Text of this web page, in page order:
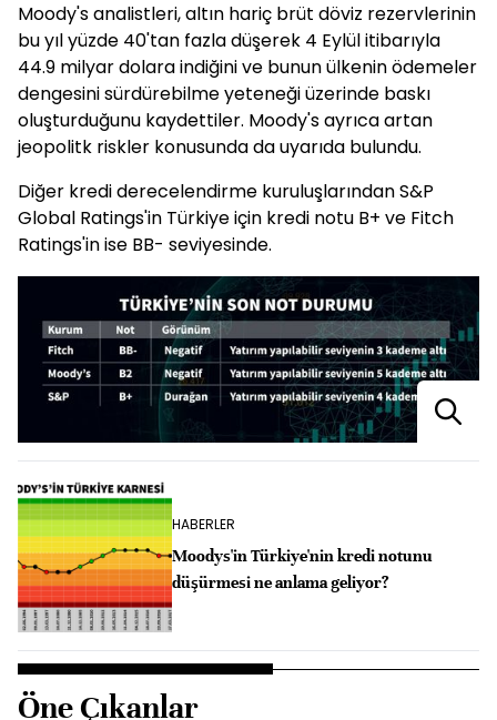
Moody's analistleri, altın hariç brüt döviz rezervlerinin
bu yıl yüzde 40'tan fazla düşerek 4 Eylül itibarıyla
44.9 milyar dolara indiğini ve bunun ülkenin ödemeler
dengesini sürdürebilme yeteneği üzerinde baskı
oluşturduğunu kaydettiler. Moody's ayrıca artan
jeopolitk riskler konusunda da uyarıda bulundu.
Diğer kredi derecelendirme kuruluşlarından S&P
Global Ratings'in Türkiye için kredi notu B+ ve Fitch
Ratings'in ise BB- seviyesinde.
HABERLER
Moodys'in Türkiye'nin kredi notunu
düşürmesi ne anlama geliyor?
Öne Çıkanlar